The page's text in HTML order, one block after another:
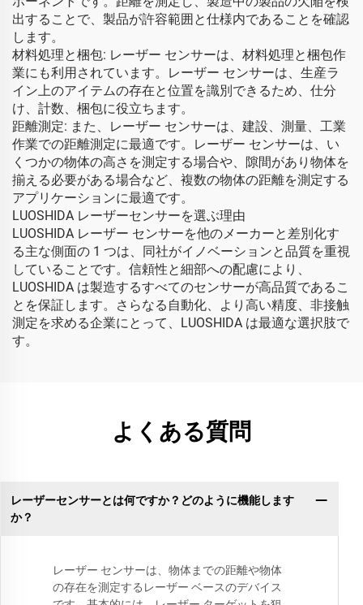
出することで、製品が許容範囲と仕様内であることを確認
します。
材料処理と梱包: レーザー センサーは、材料処理と梱包作
業にも利用されています。レーザー センサーは、生産ラ
イン上のアイテムの存在と位置を識別できるため、仕分
け、計数、梱包に役立ちます。
距離測定: また、レーザー センサーは、建設、測量、工業
作業での距離測定に最適です。レーザー センサーは、い
くつかの物体の高さを測定する場合や、隙間があり物体を
揃える必要がある場合など、複数の物体の距離を測定する
アプリケーションに最適です。
LUOSHIDA レーザーセンサーを選ぶ理由
LUOSHIDA レーザー センサーを他のメーカーと差別化す
る主な側面の 1 つは、同社がイノベーションと品質を重視
していることです。信頼性と細部への配慮により、
LUOSHIDA は製造するすべてのセンサーが高品質であるこ
とを保証します。さらなる自動化、より高い精度、非接触
測定を求める企業にとって、LUOSHIDA は最適な選択肢で
す。
よくある質問
レーザーセンサーとは何ですか？どのように機能します
か？
レーザー センサーは、物体までの距離や物体
の存在を測定するレーザー ベースのデバイス